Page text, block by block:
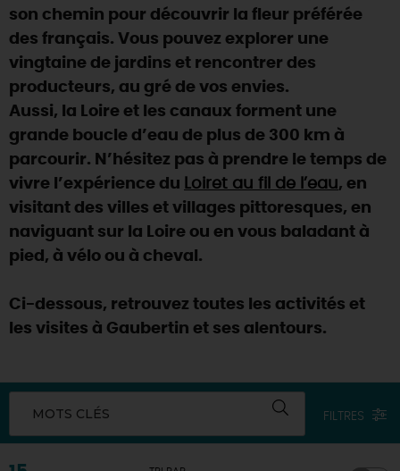
CETTE SEMAINE
TOUT L'AGENDA
son chemin pour découvrir la fleur préférée
des français. Vous pouvez explorer une
vingtaine de jardins et rencontrer des
producteurs, au gré de vos envies.
Aussi, la Loire et les canaux forment une
grande boucle d’eau de plus de 300 km à
parcourir. N’hésitez pas à prendre le temps de
vivre l’expérience du Loiret au fil de l’eau, en
visitant des villes et villages pittoresques, en
naviguant sur la Loire ou en vous baladant à
pied, à vélo ou à cheval.
Ci-dessous, retrouvez toutes les activités et
les visites à Gaubertin et ses alentours.
MOTS CLÉS FILTRES